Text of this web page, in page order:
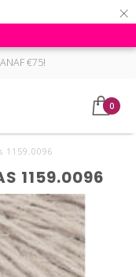
×
€75!
0
1159.0096
1159.0096